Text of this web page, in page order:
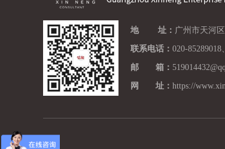
地 址： 广州市天河
联系电话： 020-85289018
邮 箱：
网 址： https://